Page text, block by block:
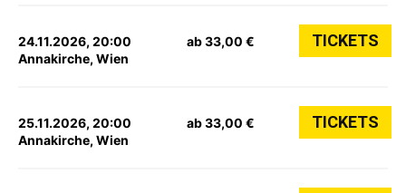
24.11.2026, 20:00
Annakirche, Wien
ab 33,00 € TICKETS
25.11.2026, 20:00
Annakirche, Wien
ab 33,00 € TICKETS